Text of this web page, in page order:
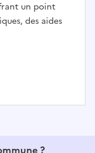
un point
des aides